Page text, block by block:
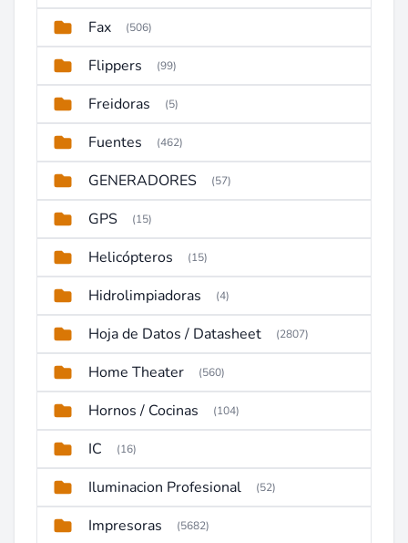
Fax (506)
Flippers (99)
Freidoras (5)
Fuentes (462)
GENERADORES (57)
GPS (15)
Helicópteros (15)
Hidrolimpiadoras (4)
Hoja de Datos / Datasheet (2807)
Home Theater (560)
Hornos / Cocinas (104)
IC (16)
Iluminacion Profesional (52)
Impresoras (5682)